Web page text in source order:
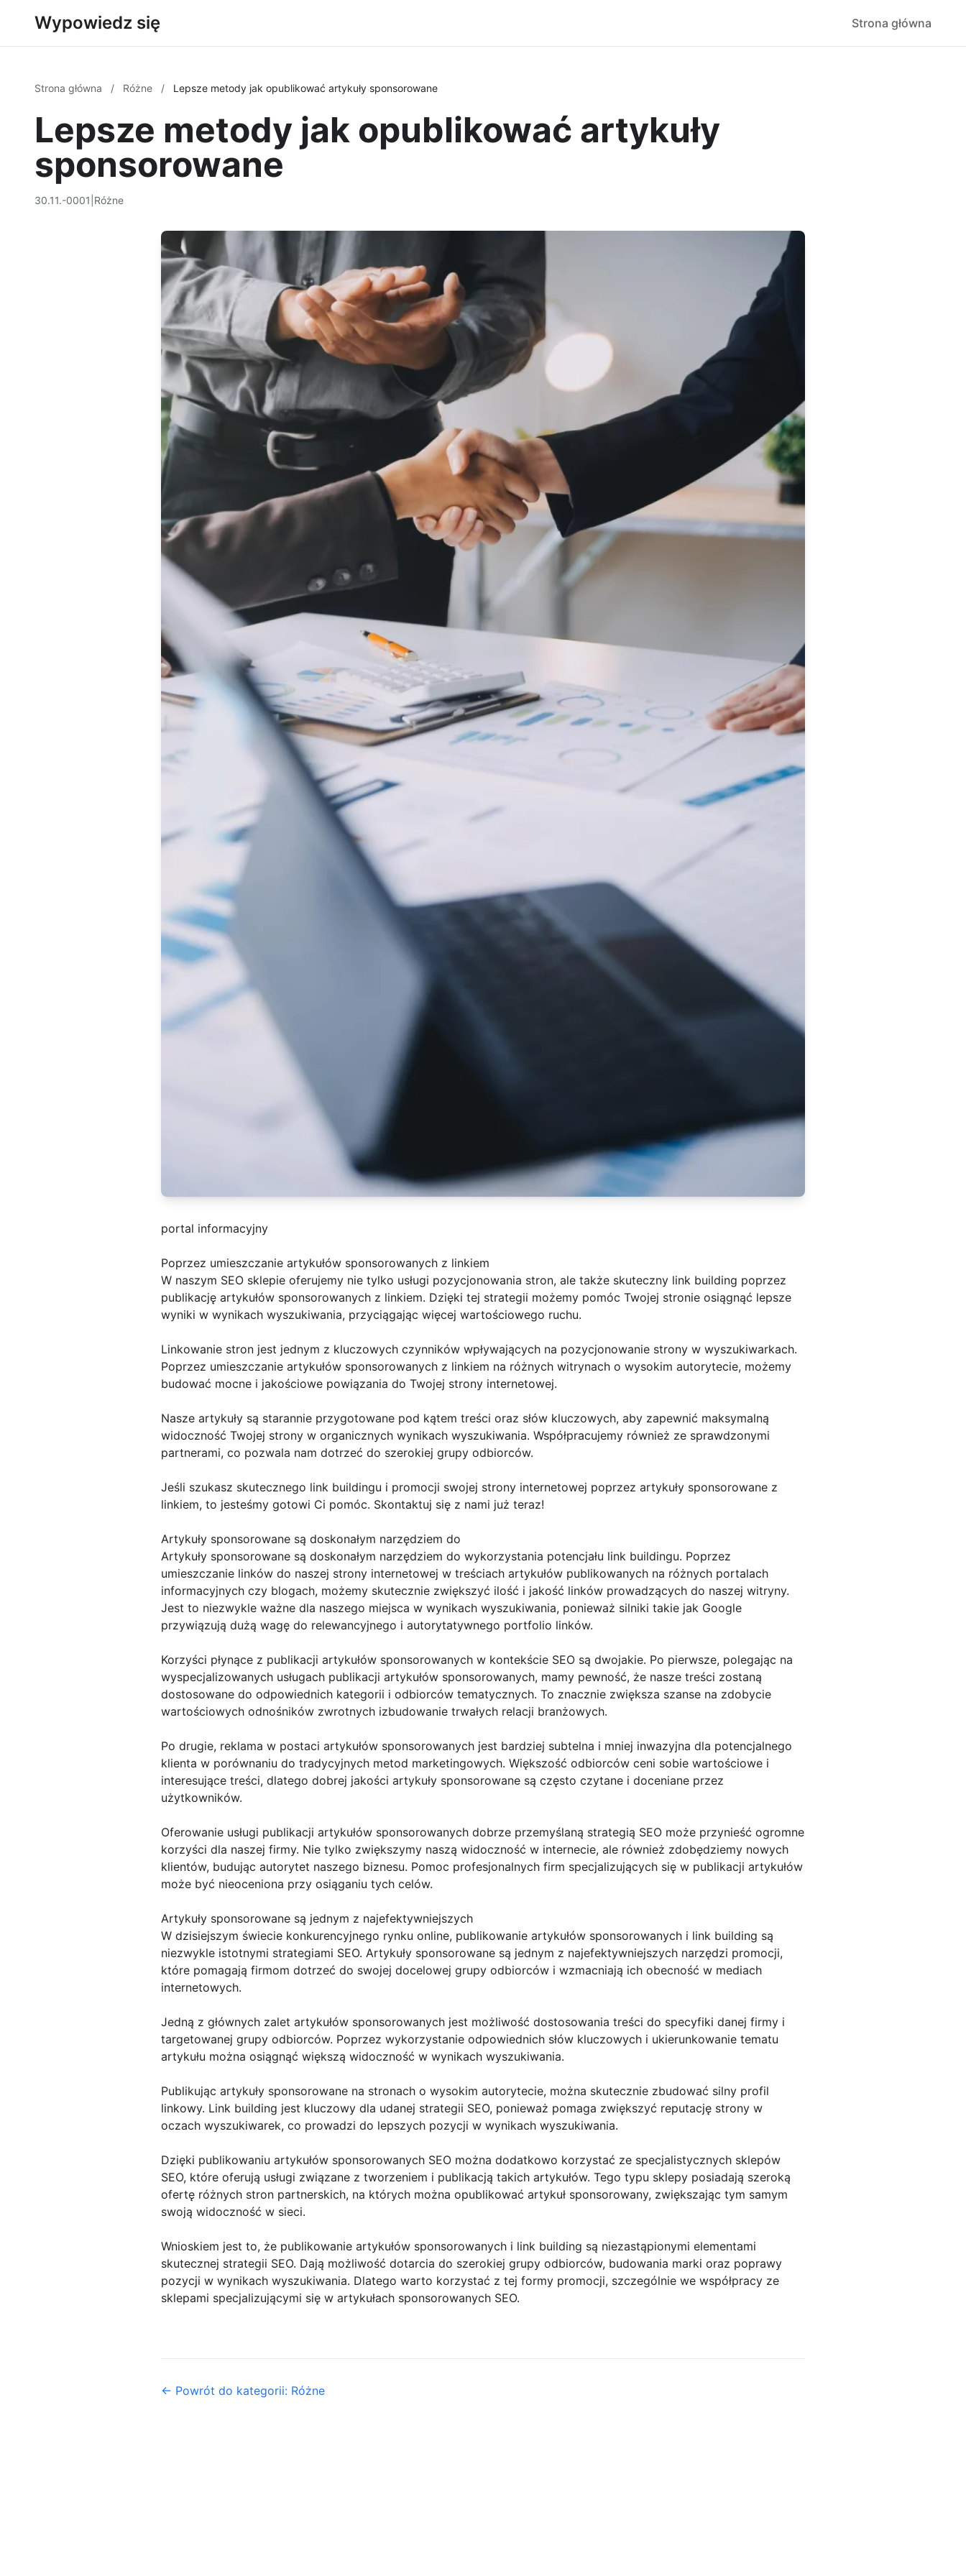
Wypowiedz się Strona główna
Strona główna / Różne / Lepsze metody jak opublikować artykuły sponsorowane
Lepsze metody jak opublikować artykuły
sponsorowane
30.11.-0001 Różne
portal informacyjny
Poprzez umieszczanie artykułów sponsorowanych z linkiem
W naszym SEO sklepie oferujemy nie tylko usługi pozycjonowania stron, ale także skuteczny link building poprzez
publikację artykułów sponsorowanych z linkiem. Dzięki tej strategii możemy pomóc Twojej stronie osiągnąć lepsze
wyniki w wynikach wyszukiwania, przyciągając więcej wartościowego ruchu.
Linkowanie stron jest jednym z kluczowych czynników wpływających na pozycjonowanie strony w wyszukiwarkach.
Poprzez umieszczanie artykułów sponsorowanych z linkiem na różnych witrynach o wysokim autorytecie, możemy
budować mocne i jakościowe powiązania do Twojej strony internetowej.
Nasze artykuły są starannie przygotowane pod kątem treści oraz słów kluczowych, aby zapewnić maksymalną
widoczność Twojej strony w organicznych wynikach wyszukiwania. Współpracujemy również ze sprawdzonymi
partnerami, co pozwala nam dotrzeć do szerokiej grupy odbiorców.
Jeśli szukasz skutecznego link buildingu i promocji swojej strony internetowej poprzez artykuły sponsorowane z
linkiem, to jesteśmy gotowi Ci pomóc. Skontaktuj się z nami już teraz!
Artykuły sponsorowane są doskonałym narzędziem do
Artykuły sponsorowane są doskonałym narzędziem do wykorzystania potencjału link buildingu. Poprzez
umieszczanie linków do naszej strony internetowej w treściach artykułów publikowanych na różnych portalach
informacyjnych czy blogach, możemy skutecznie zwiększyć ilość i jakość linków prowadzących do naszej witryny.
Jest to niezwykle ważne dla naszego miejsca w wynikach wyszukiwania, ponieważ silniki takie jak Google
przywiązują dużą wagę do relewancyjnego i autorytatywnego portfolio linków.
Korzyści płynące z publikacji artykułów sponsorowanych w kontekście SEO są dwojakie. Po pierwsze, polegając na
wyspecjalizowanych usługach publikacji artykułów sponsorowanych, mamy pewność, że nasze treści zostaną
dostosowane do odpowiednich kategorii i odbiorców tematycznych. To znacznie zwiększa szanse na zdobycie
wartościowych odnośników zwrotnych izbudowanie trwałych relacji branżowych.
Po drugie, reklama w postaci artykułów sponsorowanych jest bardziej subtelna i mniej inwazyjna dla potencjalnego
klienta w porównaniu do tradycyjnych metod marketingowych. Większość odbiorców ceni sobie wartościowe i
interesujące treści, dlatego dobrej jakości artykuły sponsorowane są często czytane i doceniane przez
użytkowników.
Oferowanie usługi publikacji artykułów sponsorowanych dobrze przemyślaną strategią SEO może przynieść ogromne
korzyści dla naszej firmy. Nie tylko zwiększymy naszą widoczność w internecie, ale również zdobędziemy nowych
klientów, budując autorytet naszego biznesu. Pomoc profesjonalnych firm specjalizujących się w publikacji artykułów
może być nieoceniona przy osiąganiu tych celów.
Artykuły sponsorowane są jednym z najefektywniejszych
W dzisiejszym świecie konkurencyjnego rynku online, publikowanie artykułów sponsorowanych i link building są
niezwykle istotnymi strategiami SEO. Artykuły sponsorowane są jednym z najefektywniejszych narzędzi promocji,
które pomagają firmom dotrzeć do swojej docelowej grupy odbiorców i wzmacniają ich obecność w mediach
internetowych.
Jedną z głównych zalet artykułów sponsorowanych jest możliwość dostosowania treści do specyfiki danej firmy i
targetowanej grupy odbiorców. Poprzez wykorzystanie odpowiednich słów kluczowych i ukierunkowanie tematu
artykułu można osiągnąć większą widoczność w wynikach wyszukiwania.
Publikując artykuły sponsorowane na stronach o wysokim autorytecie, można skutecznie zbudować silny profil
linkowy. Link building jest kluczowy dla udanej strategii SEO, ponieważ pomaga zwiększyć reputację strony w
oczach wyszukiwarek, co prowadzi do lepszych pozycji w wynikach wyszukiwania.
Dzięki publikowaniu artykułów sponsorowanych SEO można dodatkowo korzystać ze specjalistycznych sklepów
SEO, które oferują usługi związane z tworzeniem i publikacją takich artykułów. Tego typu sklepy posiadają szeroką
ofertę różnych stron partnerskich, na których można opublikować artykuł sponsorowany, zwiększając tym samym
swoją widoczność w sieci.
Wnioskiem jest to, że publikowanie artykułów sponsorowanych i link building są niezastąpionymi elementami
skutecznej strategii SEO. Dają możliwość dotarcia do szerokiej grupy odbiorców, budowania marki oraz poprawy
pozycji w wynikach wyszukiwania. Dlatego warto korzystać z tej formy promocji, szczególnie we współpracy ze
sklepami specjalizującymi się w artykułach sponsorowanych SEO.
← Powrót do kategorii: Różne